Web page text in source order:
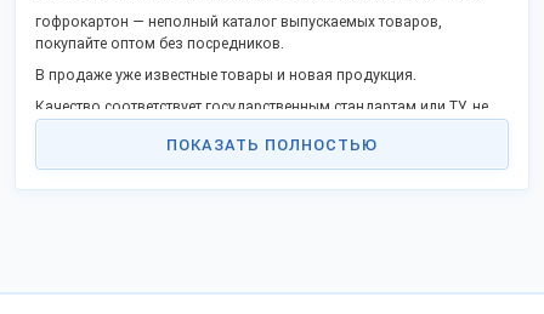
гофрокартон — неполный каталог выпускаемых товаров,
покупайте оптом без посредников.
В продаже уже известные товары и новая продукция.
Качество соответствует государственным стандартам или ТУ, не
ПОКАЗАТЬ ПОЛНОСТЬЮ